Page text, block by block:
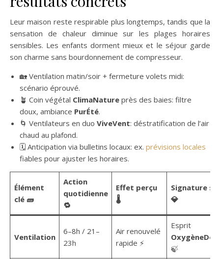
Leur maison reste respirable plus longtemps, tandis que la
sensation de chaleur diminue sur les plages horaires
sensibles. Les enfants dorment mieux et le séjour garde
son charme sans bourdonnement de compresseur.
🏡 Ventilation matin/soir + fermeture volets midi:
scénario éprouvé.
🪴 Coin végétal ClimaNature près des baies: filtre
doux, ambiance PurÉté.
🌀 Ventilateurs en duo ViveVent: déstratification de l’air
chaud au plafond.
🗓️ Anticipation via bulletins locaux: ex. prévisions locales
fiables pour ajuster les horaires.
Élément
clé 🧱
Action
quotidienne
🔁
Effet perçu
🌡️
Signature
💎
Ventilation
6–8h / 21–
23h
Air renouvelé
rapide ⚡
Esprit
🍃